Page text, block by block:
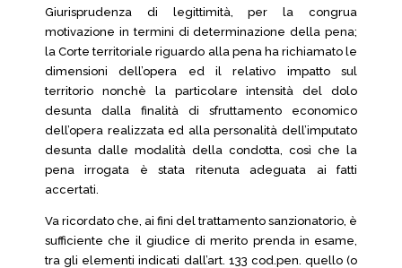
Giurisprudenza di legittimità, per la congrua
motivazione in termini di determinazione della pena;
la Corte territoriale riguardo alla pena ha richiamato le
dimensioni dell’opera ed il relativo impatto sul
territorio nonchè la particolare intensità del dolo
desunta dalla finalità di sfruttamento economico
dell’opera realizzata ed alla personalità dell’imputato
desunta dalle modalità della condotta, così che la
pena irrogata è stata ritenuta adeguata ai fatti
accertati.
Va ricordato che, ai fini del trattamento sanzionatorio, è
sufficiente che il giudice di merito prenda in esame,
tra gli elementi indicati dall’art. 133 cod.pen. quello (o